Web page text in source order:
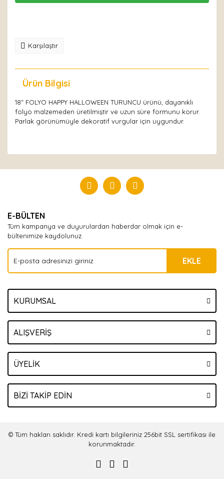
Karşılaştır
Ürün Bilgisi
18" FOLYO HAPPY HALLOWEEN TURUNCU ürünü, dayanıklı
folyo malzemeden üretilmiştir ve uzun süre formunu korur.
Parlak görünümüyle dekoratif vurgular için uygundur.
Yorum Yaz
E-BÜLTEN
Tüm kampanya ve duyurulardan haberdar olmak için e-
bültenimize kaydolunuz.
EKLE
KURUMSAL
ALIŞVERİŞ
ÜYELİK
BİZİ TAKİP EDİN
© Tüm hakları saklıdır. Kredi kartı bilgileriniz 256bit SSL sertifikası ile
korunmaktadır.